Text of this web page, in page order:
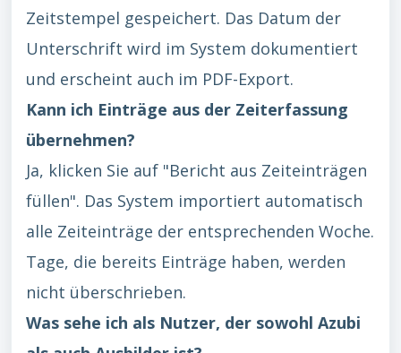
Zeitstempel gespeichert. Das Datum der
Unterschrift wird im System dokumentiert
und erscheint auch im PDF-Export.
Kann ich Einträge aus der Zeiterfassung
übernehmen?
Ja, klicken Sie auf "Bericht aus Zeiteinträgen
füllen". Das System importiert automatisch
alle Zeiteinträge der entsprechenden Woche.
Tage, die bereits Einträge haben, werden
nicht überschrieben.
Was sehe ich als Nutzer, der sowohl Azubi